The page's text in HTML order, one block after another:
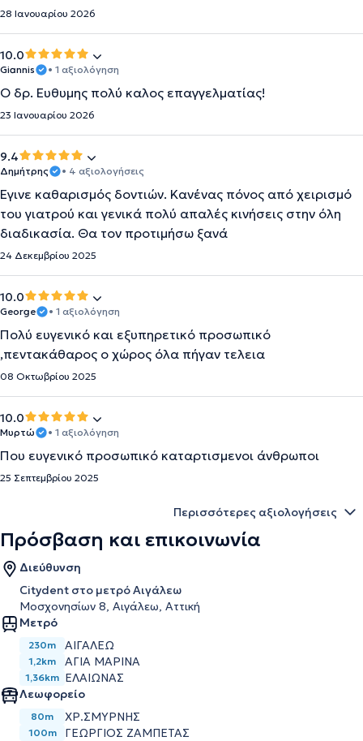
28 Ιανουαρίου 2026
10.0
Giannis • 1 αξιολόγηση
Ο δρ. Ευθυμης πολύ καλος επαγγελματίας!
23 Ιανουαρίου 2026
9.4
Δημήτρης • 4 αξιολογήσεις
Έγινε καθαρισμός δοντιών. Κανένας πόνος από χειρισμό
του γιατρού και γενικά πολύ απαλές κινήσεις στην όλη
διαδικασία. Θα τον προτιμήσω ξανά
24 Δεκεμβρίου 2025
10.0
George • 1 αξιολόγηση
Πολύ ευγενικό και εξυπηρετικό προσωπικό
,πεντακάθαρος ο χώρος όλα πήγαν τελεια
08 Οκτωβρίου 2025
10.0
Μυρτώ • 1 αξιολόγηση
Που ευγενικό προσωπικό καταρτισμενοι άνθρωποι
25 Σεπτεμβρίου 2025
Περισσότερες αξιολογήσεις
Πρόσβαση και επικοινωνία
Διεύθυνση
Citydent στο μετρό Αιγάλεω
Μοσχονησίων 8, Αιγάλεω, Αττική
Μετρό
230m ΑΙΓΆΛΕΩ
1,2km ΑΓΊΑ ΜΑΡΊΝΑ
1,36km ΕΛΑΙΏΝΑΣ
Λεωφορείο
80m ΧΡ.ΣΜΥΡΝΗΣ
100m ΓΕΩΡΓΙΟΣ ΖΑΜΠΕΤΑΣ